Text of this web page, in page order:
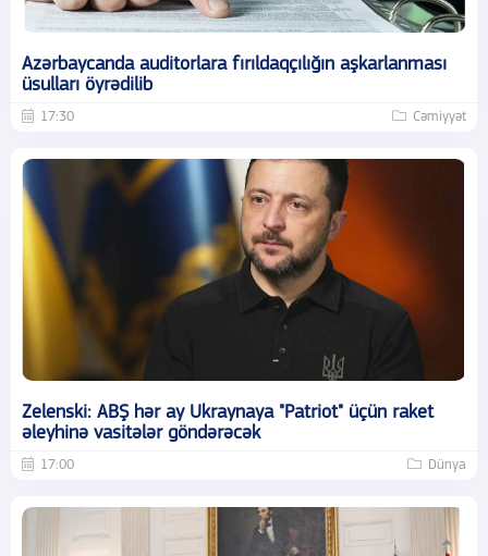
Azərbaycanda auditorlara fırıldaqçılığın aşkarlanması
üsulları öyrədilib
17:30 Cəmiyyət
Zelenski: ABŞ hər ay Ukraynaya "Patriot" üçün raket
əleyhinə vasitələr göndərəcək
17:00 Dünya